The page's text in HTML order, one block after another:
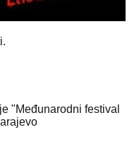
"Međunarodni festival